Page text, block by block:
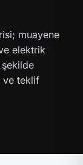
muayene
elektrik
şekilde
ve teklif